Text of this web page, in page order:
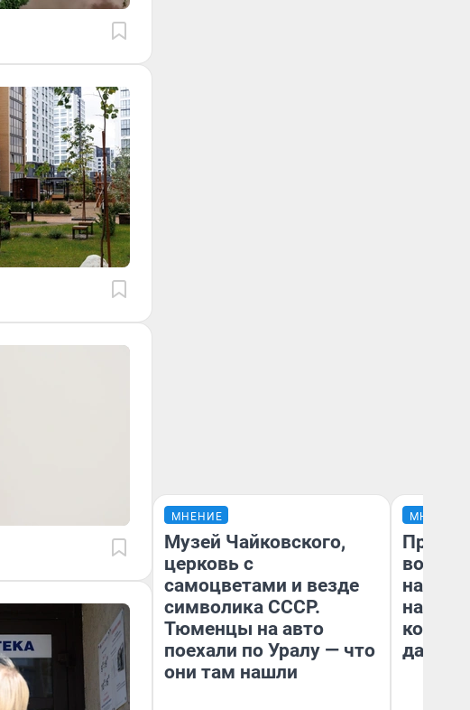
МНЕНИЕ
Музей Чайковского,
церковь с
самоцветами и везде
символика СССР.
Тюменцы на авто
поехали по Уралу — что
они там нашли
МНЕНИЕ
нам
даже